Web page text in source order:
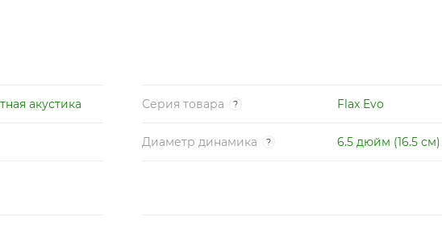
акустика Серия товара ? Flax Evo
Диаметр динамика ? 6.5 дюйм (16.5 см)